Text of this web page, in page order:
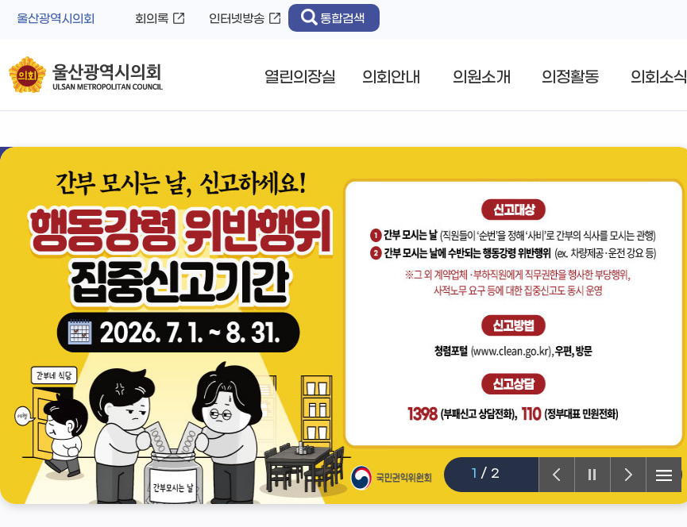
울산광역시의회 회의록 인터넷방송 통합검색
열린의장실 의회안내 의원소개 의정활동 의회소식
1 / 2